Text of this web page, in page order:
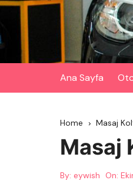
Ana Sayfa
Home Masaj
Masaj
By: eywish On: